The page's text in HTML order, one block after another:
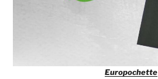
Europochette